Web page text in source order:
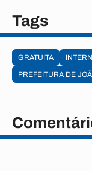
Tags
GRATUITA
PREFEITURA DE